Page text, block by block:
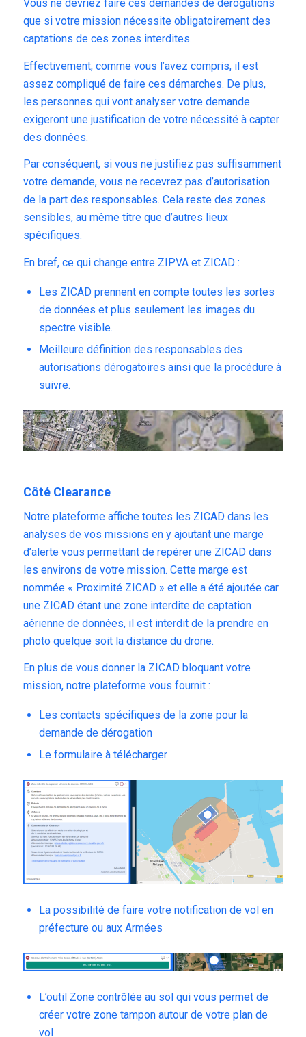
Vous ne devriez faire ces demandes de dérogations
que si votre mission nécessite obligatoirement des
captations de ces zones interdites.
Effectivement, comme vous l’avez compris, il est
assez compliqué de faire ces démarches. De plus,
les personnes qui vont analyser votre demande
exigeront une justification de votre nécessité à capter
des données.
Par conséquent, si vous ne justifiez pas suffisamment
votre demande, vous ne recevrez pas d’autorisation
de la part des responsables. Cela reste des zones
sensibles, au même titre que d’autres lieux
spécifiques.
En bref, ce qui change entre ZIPVA et ZICAD :
Les ZICAD prennent en compte toutes les sortes
de données et plus seulement les images du
spectre visible.
Meilleure définition des responsables des
autorisations dérogatoires ainsi que la procédure à
suivre.
Côté Clearance
Notre plateformeaffiche toutes les ZICAD dans les
analyses de vos missions en y ajoutant une marge
d’alerte vous permettant de repérer une ZICAD dans
les environs de votre mission. Cette marge est
nommée « Proximité ZICAD » et elle a été ajoutée car
une ZICAD étant une zone interdite de captation
aérienne de données, il est interdit de la prendre en
photo quelque soit la distance du drone.
En plus de vous donner la ZICAD bloquant votre
mission, notre plateforme vous fournit :
Les contacts spécifiques de la zone pour la
demande de dérogation
Le formulaire à télécharger
La possibilité de faire votre notification de vol en
préfecture ou aux Armées
L’outil Zone contrôlée au sol qui vous permet de
créer votre zone tampon autour de votre plan de
vol